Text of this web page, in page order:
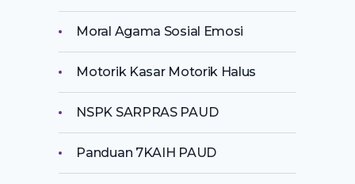
Moral Agama Sosial Emosi
Motorik Kasar Motorik Halus
NSPK SARPRAS PAUD
Panduan 7KAIH PAUD